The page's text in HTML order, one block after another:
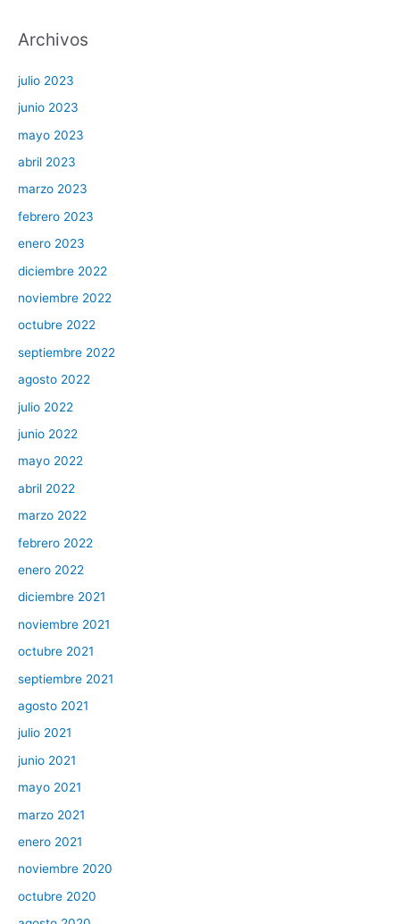
Archivos
julio 2023
junio 2023
mayo 2023
abril 2023
marzo 2023
febrero 2023
enero 2023
diciembre 2022
noviembre 2022
octubre 2022
septiembre 2022
agosto 2022
julio 2022
junio 2022
mayo 2022
abril 2022
marzo 2022
febrero 2022
enero 2022
diciembre 2021
noviembre 2021
octubre 2021
septiembre 2021
agosto 2021
julio 2021
junio 2021
mayo 2021
marzo 2021
enero 2021
noviembre 2020
octubre 2020